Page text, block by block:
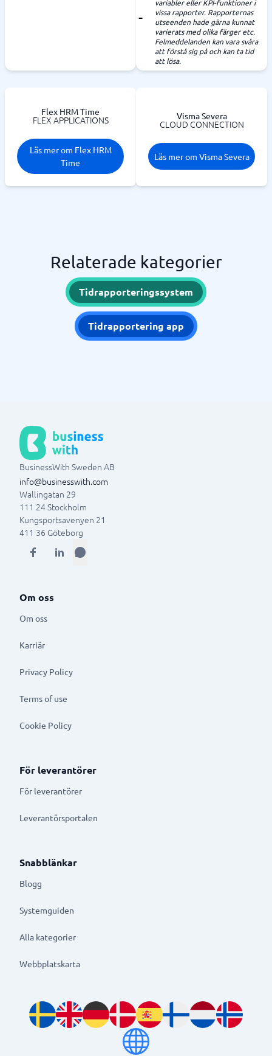
variabler eller KPI-funktioner i
vissa rapporter. Rapporternas
utseenden hade gärna kunnat
varierats med olika färger etc.
Felmeddelanden kan vara svåra
att förstå sig på och kan ta tid
att lösa.
Flex HRM Time
FLEX APPLICATIONS
Läs mer om Flex HRM
Time
Visma Severa
CLOUD CONNECTION
Läs mer om Visma Severa
Relaterade kategorier
Tidrapporteringssystem
Tidrapportering app
BusinessWith Sweden AB
info@businesswith.com
Wallingatan 29
111 24Stockholm
Kungsportsavenyen 21
411 36 Göteborg
Om oss
Om oss
Karriär
Privacy Policy
Terms of use
Cookie Policy
För leverantörer
För leverantörer
Leverantörsportalen
Snabblänkar
Blogg
Systemguiden
Alla kategorier
Webbplatskarta